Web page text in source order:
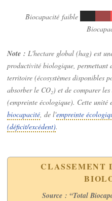
Biocapacité faible
Note : L'hectare global (hag) est
productivité biologique, permettant
territoire (écosystèmes disponibles
absorber le CO₂) et de comparer
(empreinte écologique). Cette unité
biocapacité , de l'empreinte
(déficit/excédent).
CLASSEMENT
Source : “Total